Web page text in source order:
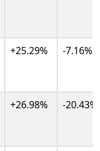
+25.29% -7.16%
+26.98% -20.43%